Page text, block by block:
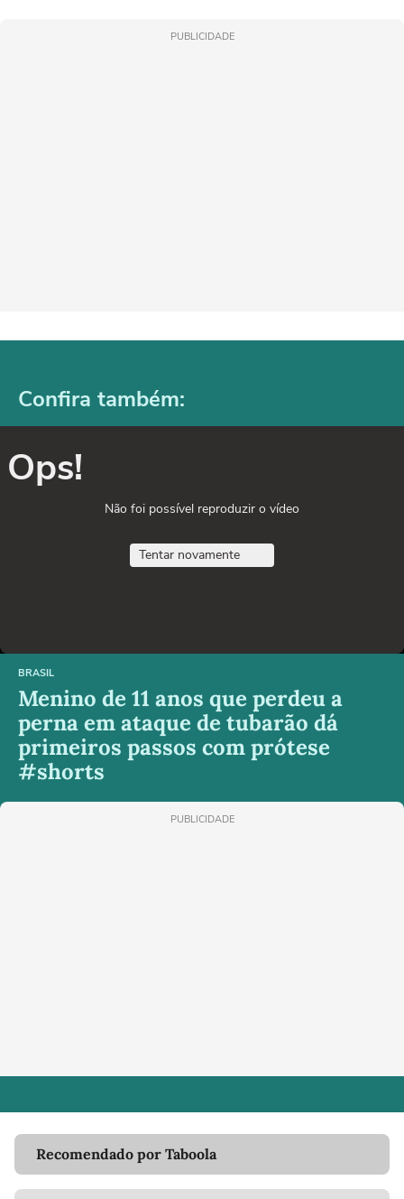
PUBLICIDADE
Confira também:
Ops!
Não foi possível reproduzir o vídeo
Tentar novamente
BRASIL
Menino de 11 anos que perdeu a
perna em ataque de tubarão dá
primeiros passos com prótese
#shorts
PUBLICIDADE
Recomendado por Taboola